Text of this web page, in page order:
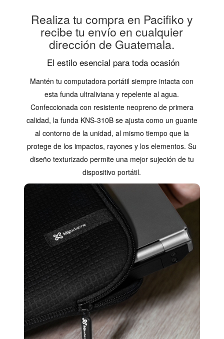
Realiza tu compra en Pacifiko y
recibe tu envío en cualquier
dirección de Guatemala.
El estilo esencial para toda ocasión
Mantén tu computadora portátil siempre intacta con
esta funda ultraliviana y repelente al agua.
Confeccionada con resistente neopreno de primera
calidad, la funda KNS-310B se ajusta como un guante
al contorno de la unidad, al mismo tiempo que la
protege de los impactos, rayones y los elementos. Su
diseño texturizado permite una mejor sujeción de tu
dispositivo portátil.